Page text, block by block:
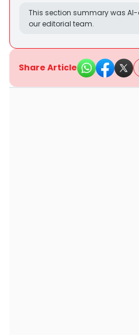
This section summary was
our editorial team.
Share Article